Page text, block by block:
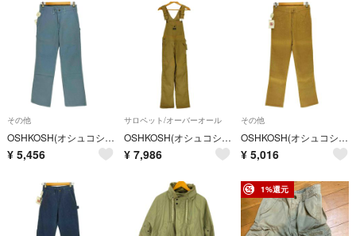
その他
OSHKOSH(オシュコシュ) メンズ パンツ その他パンツ
¥ 5,456
サロペット/オーバーオール
OSHKOSH(オシュコシュ) メンズ オールインワン オーバーオール
¥ 7,986
その他
OSHKOSH(オシュコシュ) メンズ パンツ その他パンツ
¥ 5,016
1%還元